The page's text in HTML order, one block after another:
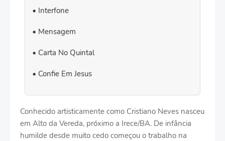
Interfone
Mensagem
Carta No Quintal
Confie Em Jesus
Conhecido artisticamente como Cristiano Neves nasceu
em Alto da Vereda, próximo a Irece/BA. De infância
humilde desde muito cedo começou o trabalho na